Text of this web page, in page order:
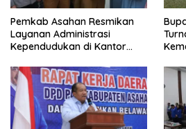
Pemkab Asahan Resmikan
Layanan Administrasi
Kependudukan di Kantor